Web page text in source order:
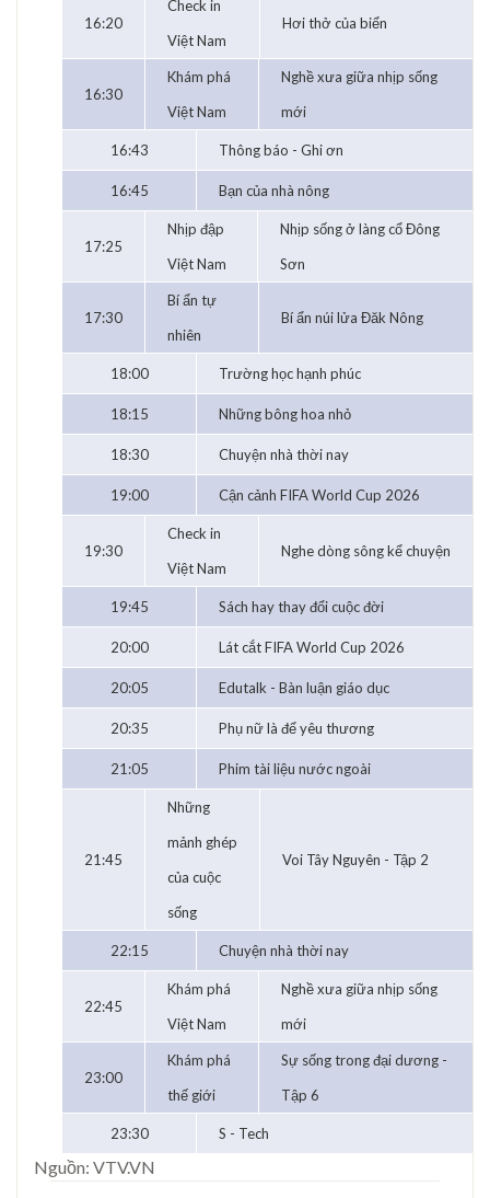
16:20
Check in
Việt Nam
Hơi thở của biển
16:30
Khám phá
Việt Nam
Nghề xưa giữa nhịp sống
mới
16:43 Thông báo - Ghi ơn
16:45 Bạn của nhà nông
17:25
Nhịp đập
Việt Nam
Nhịp sống ở làng cổ Đông
Sơn
17:30
Bí ẩn tự
nhiên
Bí ẩn núi lửa Đăk Nông
18:00 Trường học hạnh phúc
18:15 Những bông hoa nhỏ
18:30 Chuyện nhà thời nay
19:00 Cận cảnh FIFA World Cup 2026
19:30
Check in
Việt Nam
Nghe dòng sông kể chuyện
19:45 Sách hay thay đổi cuộc đời
20:00 Lát cắt FIFA World Cup 2026
20:05 Edutalk - Bàn luận giáo dục
20:35 Phụ nữ là để yêu thương
21:05 Phim tài liệu nước ngoài
21:45
Những
mảnh ghép
của cuộc
sống
Voi Tây Nguyên - Tập 2
22:15 Chuyện nhà thời nay
22:45
Khám phá
Việt Nam
Nghề xưa giữa nhịp sống
mới
23:00
Khám phá
thế giới
Sự sống trong đại dương -
Tập 6
23:30 S - Tech
Nguồn: VTV.VN